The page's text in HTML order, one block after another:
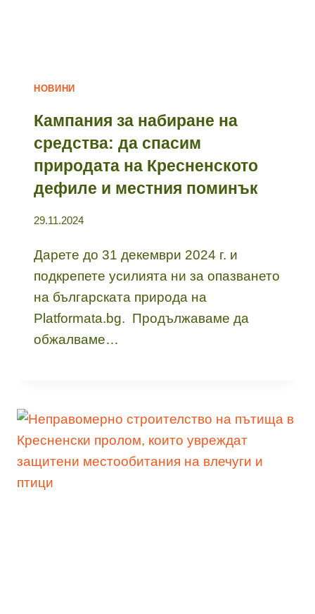
НОВИНИ
Кампания за набиране на
средства: да спасим
природата на Кресненското
дефиле и местния поминък
29.11.2024
Дарете до 31 декември 2024 г. и
подкрепете усилията ни за опазването
на българската природа на
Platformata.bg. Продължаваме да
обжалваме…